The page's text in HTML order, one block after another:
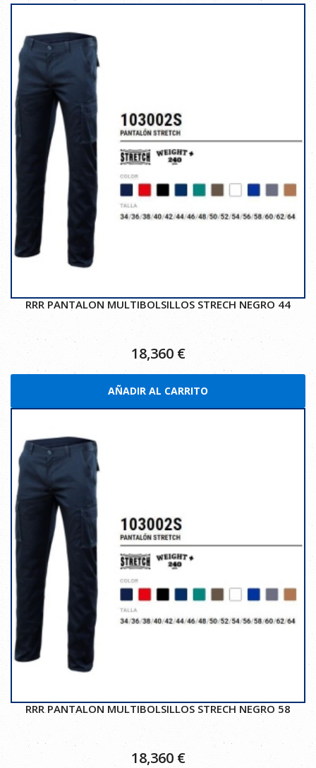
RRR PANTALON MULTIBOLSILLOS STRECH NEGRO 44
18,360 €
AÑADIR AL CARRITO
RRR PANTALON MULTIBOLSILLOS STRECH NEGRO 58
18,360 €